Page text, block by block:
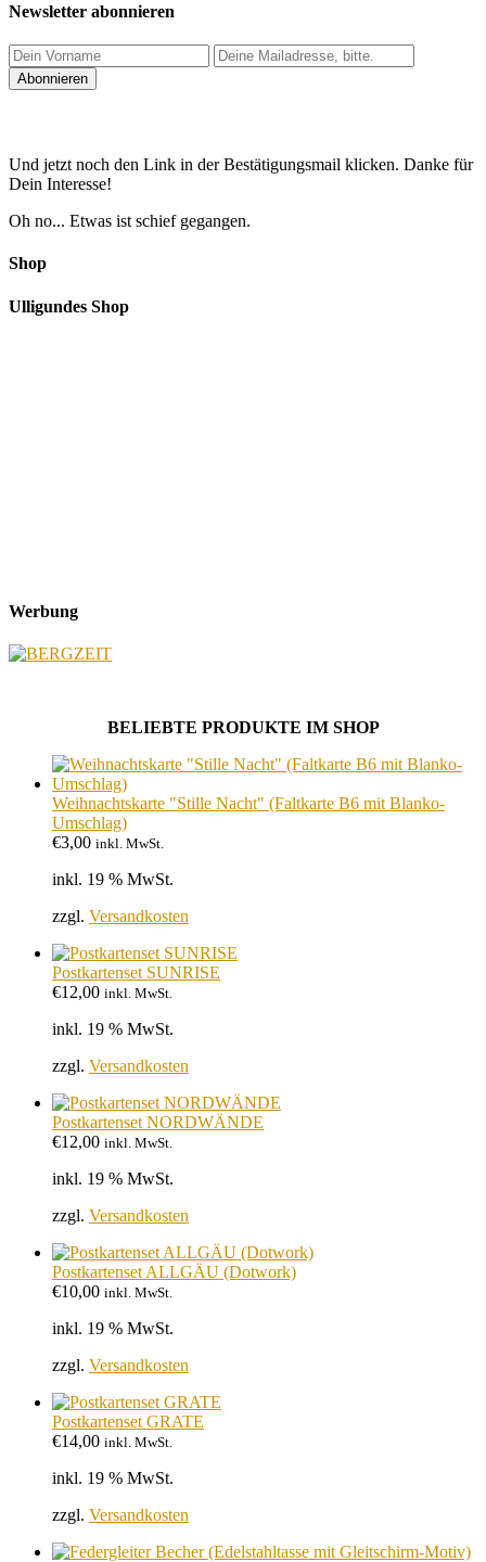
Newsletter abonnieren
Und jetzt noch den Link in der Bestätigungsmail klicken. Danke für
Dein Interesse!
Oh no... Etwas ist schief gegangen.
Shop
Ulligundes Shop
Werbung
BELIEBTE PRODUKTE IM SHOP
Weihnachtskarte "Stille Nacht" (Faltkarte B6 mit Blanko-
Umschlag)
€3,00 inkl. MwSt.
inkl. 19 % MwSt.
zzgl. Versandkosten
Postkartenset SUNRISE
€12,00 inkl. MwSt.
inkl. 19 % MwSt.
zzgl. Versandkosten
Postkartenset NORDWÄNDE
€12,00 inkl. MwSt.
inkl. 19 % MwSt.
zzgl. Versandkosten
Postkartenset ALLGÄU (Dotwork)
€10,00 inkl. MwSt.
inkl. 19 % MwSt.
zzgl. Versandkosten
Postkartenset GRATE
€14,00 inkl. MwSt.
inkl. 19 % MwSt.
zzgl. Versandkosten